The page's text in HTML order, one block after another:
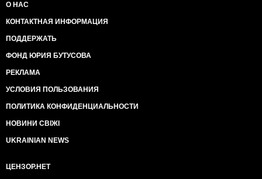
О НАС
КОНТАКТНАЯ ИНФОРМАЦИЯ
ПОДДЕРЖАТЬ
ФОНД ЮРИЯ БУТУСОВА
РЕКЛАМА
УСЛОВИЯ ПОЛЬЗОВАНИЯ
ПОЛИТИКА КОНФИДЕНЦИАЛЬНОСТИ
НОВИНИ СВІЖІ
UKRAINIAN NEWS
ЦЕНЗОР.НЕТ